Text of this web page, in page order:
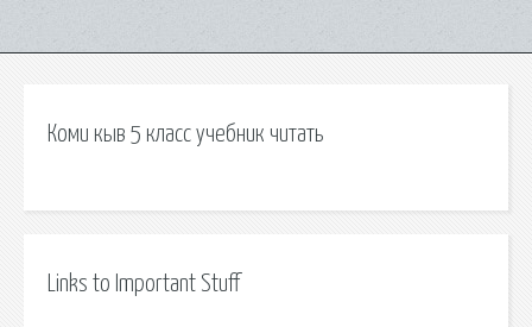
Коми кыв 5 класс учебник читать
Links to Important Stuff